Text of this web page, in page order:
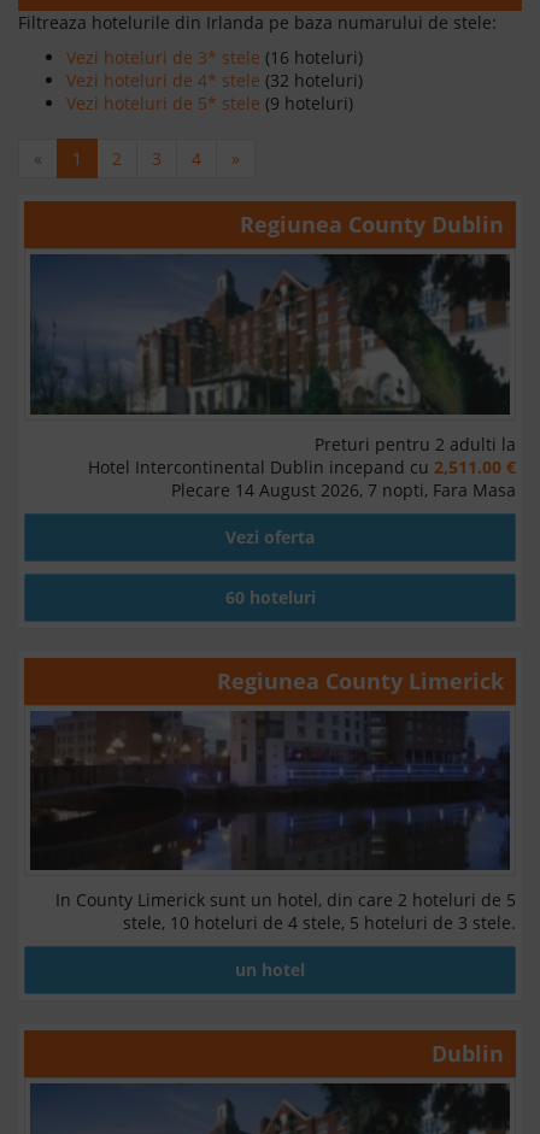
Filtreaza hotelurile din Irlanda pe baza numarului de stele:
Vezi hoteluri de 3* stele (16 hoteluri)
Vezi hoteluri de 4* stele (32 hoteluri)
Vezi hoteluri de 5* stele (9 hoteluri)
« 1 2 3 4 »
Regiunea County Dublin
Preturi pentru 2 adulti la
Hotel Intercontinental Dublin incepand cu 2,511.00 €
Plecare 14 August 2026, 7 nopti, Fara Masa
Vezi oferta
60 hoteluri
Regiunea County Limerick
In County Limerick sunt un hotel, din care 2 hoteluri de 5
stele, 10 hoteluri de 4 stele, 5 hoteluri de 3 stele.
un hotel
Dublin